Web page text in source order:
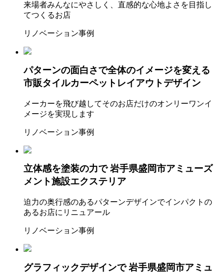
来場者みんなにやさしく、直感的な心地よさを目指し
てつくるお店
リノベーション事例
パターンの面白さで全体のイメージを変える
市販タイルカーペットレイアウトデザイン
メーカーを飛び越してそのお店だけのオンリーワンイ
メージを実現します
リノベーション事例
立体感を塗装の力で岩手県盛岡市アミューズ
メント施設エクステリア
迫力の奥行感のあるパターンデザインでインパクトの
あるお店にリニュアール
リノベーション事例
グラフィックデザインで岩手県盛岡市アミュ